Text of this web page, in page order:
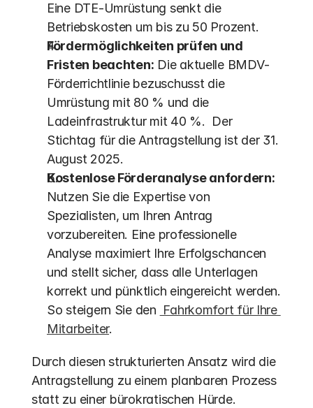
Eine DTE-Umrüstung senkt die
Betriebskosten um bis zu 50 Prozent.
Fördermöglichkeiten prüfen und
Fristen beachten: Die aktuelle BMDV-
Förderrichtlinie bezuschusst die
Umrüstung mit 80 % und die
Ladeinfrastruktur mit 40 %.  Der
Stichtag für die Antragstellung ist der 31.
August 2025.
Kostenlose Förderanalyse anfordern:
Nutzen Sie die Expertise von
Spezialisten, um Ihren Antrag
vorzubereiten. Eine professionelle
Analyse maximiert Ihre Erfolgschancen
und stellt sicher, dass alle Unterlagen
korrekt und pünktlich eingereicht werden.
So steigern Sie den Fahrkomfort für Ihre
Mitarbeiter.
Durch diesen strukturierten Ansatz wird die
Antragstellung zu einem planbaren Prozess
statt zu einer bürokratischen Hürde.